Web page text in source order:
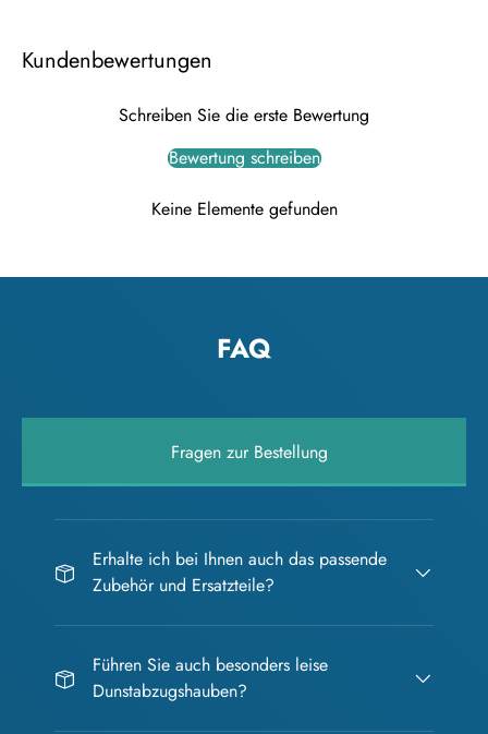
Kundenbewertungen
Schreiben Sie die erste Bewertung
Bewertung schreiben
Keine Elemente gefunden
FAQ
Fragen zur Bestellung
Erhalte ich bei Ihnen auch das passende
Zubehör und Ersatzteile?
Führen Sie auch besonders leise
Dunstabzugshauben?